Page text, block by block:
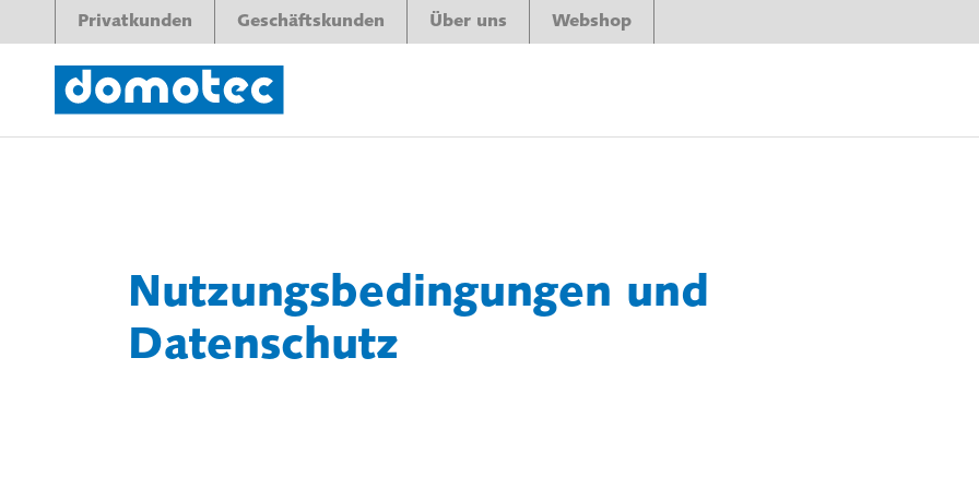
Privatkunden Geschäftskunden Über uns Webshop
Nutzungsbedingungen und
Datenschutz